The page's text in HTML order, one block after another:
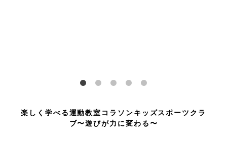
楽しく学べる運動教室コラソンキッズスポーツクラ
ブ〜遊びが力に変わる〜